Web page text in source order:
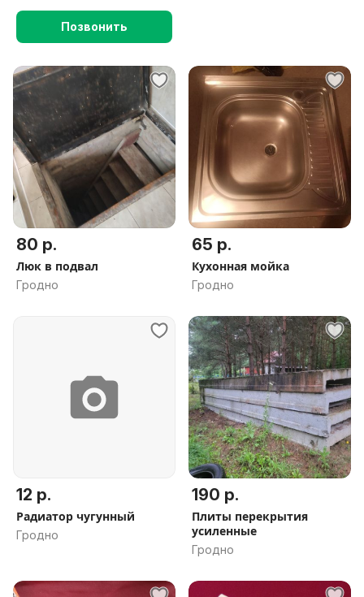
Позвонить
80 р.
Люк в подвал
Гродно
65 р.
Кухонная мойка
Гродно
12 р.
Радиатор чугунный
Гродно
190 р.
Плиты перекрытия
усиленные
Гродно